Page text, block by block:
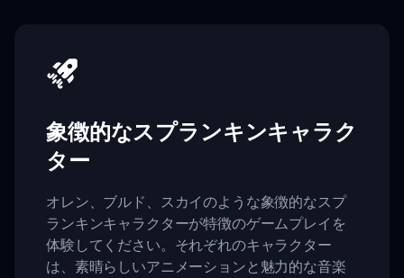
象徴的なスプランキンキャラク
ター
オレン、ブルド、スカイのような象徴的なスプ
ランキンキャラクターが特徴のゲームプレイを
体験してください。それぞれのキャラクター
は、素晴らしいアニメーションと魅力的な音楽